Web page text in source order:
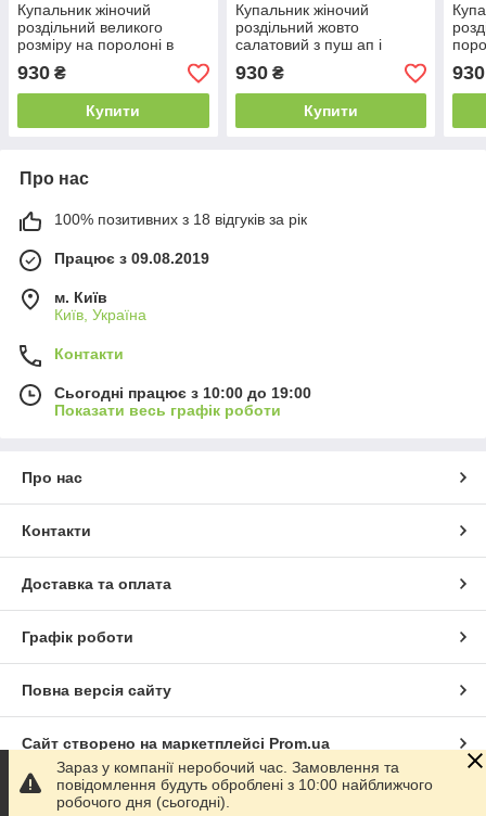
Купальник жіночий
роздільний великого
розміру на поролоні в
930 ₴
Купити
Купальник жіночий
роздільний жовто
салатовий з пуш ап і
930₴
Купити
930
Про нас
100% позитивних з 18 відгуків за рік
Працює з 09.08.2019
м. Київ
Київ, Україна
Контакти
Сьогодні працює з 10:00 до 19:00
Показати весь графік роботи
Про нас
Контакти
Доставка та оплата
Графік роботи
Повна версія сайту
Сайт створено на маркетплейсі Prom.ua
Політика конфіденційності
Зараз у компанії неробочий час. Замовлення та
повідомлення будуть оброблені з 10:00 найближчого
робочого дня (сьогодні).